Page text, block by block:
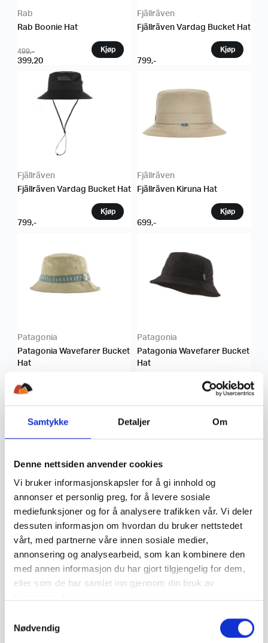
Samtykke Detaljer Om
Denne nettsiden anvender cookies
Vi bruker informasjonskapsler for å gi innhold og
annonser et personlig preg, for å levere sosiale
mediefunksjoner og for å analysere trafikken vår. Vi deler
dessuten informasjon om hvordan du bruker nettstedet
vårt, med partnerne våre innen sosiale medier,
annonsering og analysearbeid, som kan kombinere den
med annen informasjon du har gjort tilgjengelig for dem,
eller som de har samlet inn gjennom din bruk av
Nødvendig
Rab
Rab Boonie Hat
499,-
399,20
Fjällräven
Fjällräven Vardag Bucket Hat
799,-
Fjällräven
Fjällräven Vardag Bucket Hat
799,-
Fjällräven
Fjällräven Kiruna Hat
699,-
Patagonia
Patagonia Wavefarer Bucket
Hat
649
Patagonia
Patagonia Wavefarer Bucket
Hat
Fjällräven
Fjällräven Kiruna Hat
699,-
Fjällräven
Fjällräven Kiruna Hat
699,-